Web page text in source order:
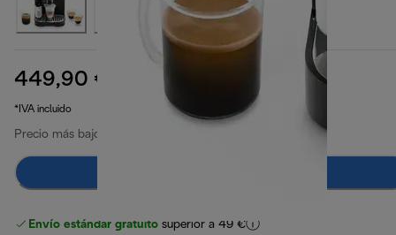
449,90 € 579,00 € precio original 579,00 €
*IVA incluido
Precio más bajo en los últimos 30 días
Envío estándar gratuito superior a 49 €